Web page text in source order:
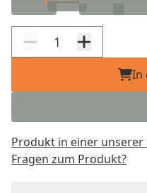
In
Produkt in einer unserer
Fragen zum Produkt?